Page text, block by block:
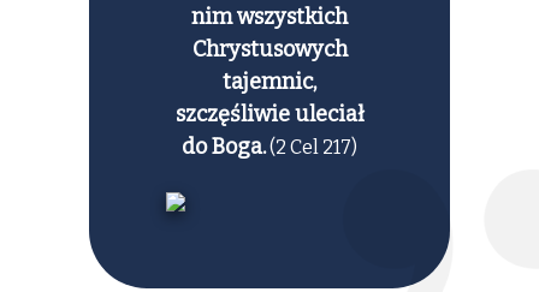
nim wszystkich
Chrystusowych
tajemnic,
szczęśliwie uleciał
do Boga.(2 Cel 217)